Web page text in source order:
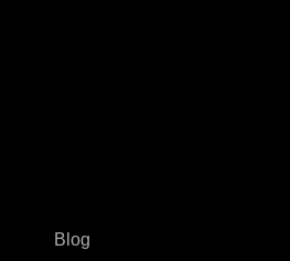
Blog